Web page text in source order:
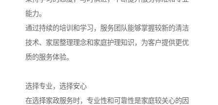
能力。
通过持续的培训和学习，服务团队能够掌握较新的清洁
技术、家居整理理念和家庭护理知识，为客户提供更优
质的服务体验。
选择专业，选择安心
在选择家政服务时，专业性和可靠性是家庭较关心的因